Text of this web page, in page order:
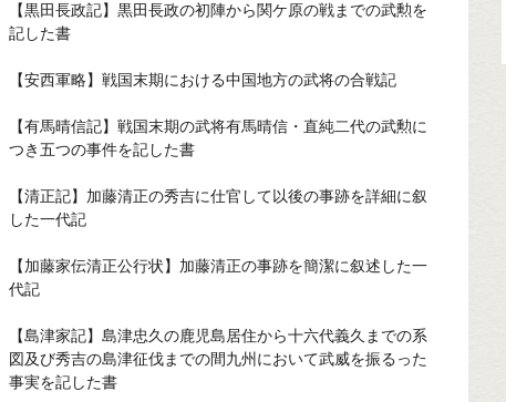
【黒田長政記】黒田長政の初陣から関ケ原の戦までの武勲を
記した書
【安西軍略】戦国末期における中国地方の武将の合戦記
【有馬晴信記】戦国末期の武将有馬晴信・直純二代の武勲に
つき五つの事件を記した書
【清正記】加藤清正の秀吉に仕官して以後の事跡を詳細に叙
した一代記
【加藤家伝清正公行状】加藤清正の事跡を簡潔に叙述した一
代記
【島津家記】島津忠久の鹿児島居住から十六代義久までの系
図及び秀吉の島津征伐までの間九州において武威を振るった
事実を記した書